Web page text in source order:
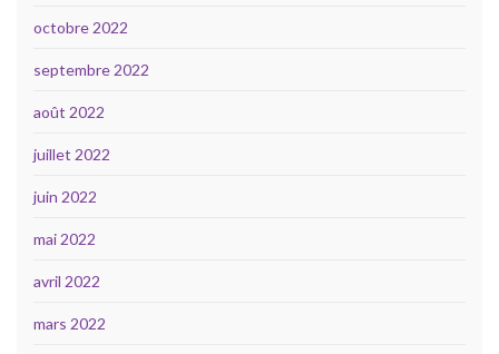
octobre 2022
septembre 2022
août 2022
juillet 2022
juin 2022
mai 2022
avril 2022
mars 2022